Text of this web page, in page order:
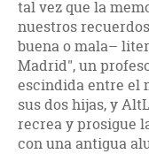
tal vez que la
nuestros
buena o mala–
Madrid", un
escindida entre el
sus dos hijas, y
recrea y prosigue
con una antigua